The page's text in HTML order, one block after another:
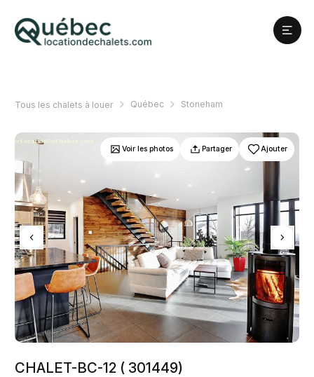
Tous les chalets à louer Québec Stoneham
CHALET-BC-12 ( 301449)
Voir les photos Partager Ajouter